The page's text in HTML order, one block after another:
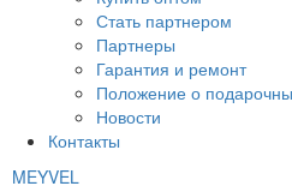
Стать партнером
Партнеры
Гарантия и ремонт
Положение о
Новости
Контакты
MEYVEL